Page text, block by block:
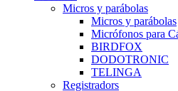
Micros y parábolas
Micros y parábolas
Micrófonos para
BIRDFOX
DODOTRONIC
TELINGA
Registradors